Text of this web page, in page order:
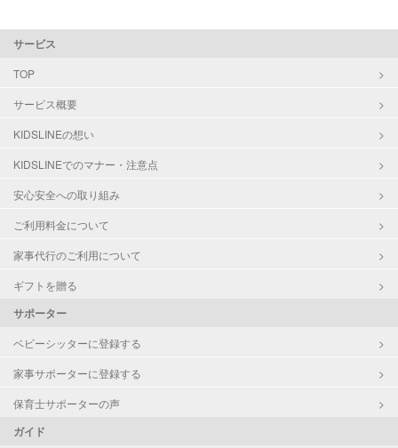
サービス
TOP
サービス概要
KIDSLINEの想い
KIDSLINEでのマナー・注意点
安心安全への取り組み
ご利用料金について
家事代行のご利用について
ギフトを贈る
サポーター
ベビーシッターに登録する
家事サポーターに登録する
保育士サポーターの声
ガイド